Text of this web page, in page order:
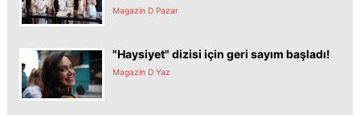
Magazin D Pazar
"Haysiyet" dizisi için geri sayım başladı!
Magazin D Yaz